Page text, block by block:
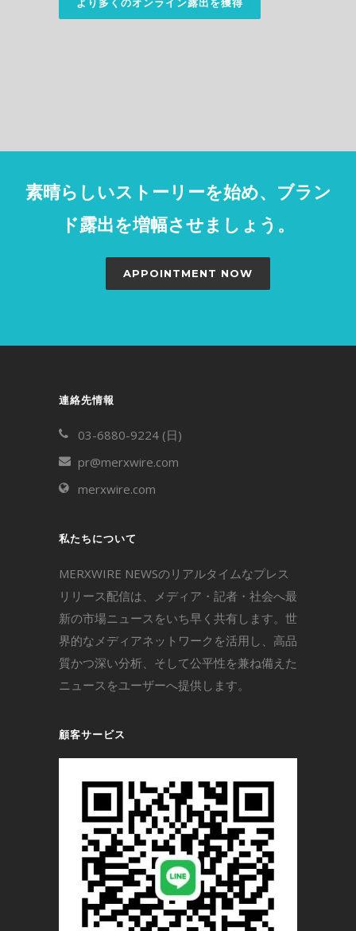
素晴らしいストーリーを始め、ブラン
ド露出を増幅させましょう。
APPOINTMENT NOW
連絡先情報
03-6880-9224 (日)
pr@merxwire.com
merxwire.com
私たちについて
MERXWIRE NEWSのリアルタイムなプレス
リリース配信は、メディア・記者・社会へ最
新の市場ニュースをいち早く共有します。世
界的なメディアネットワークを活用し、高品
質かつ深い分析、そして公平性を兼ね備えた
ニュースをユーザーへ提供します。
顧客サービス